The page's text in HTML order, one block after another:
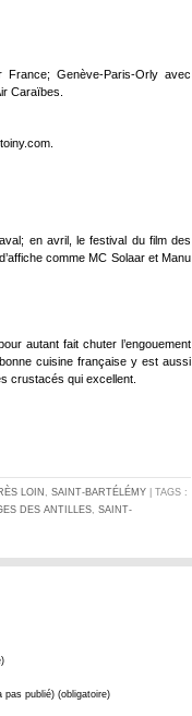
France; Genève-Paris-Orly avec
Caraïbes.
en avril, le festival du film des
comme MC Solaar et Manu
autant fait chuter l’engouement
cuisine française y est aussi
crustacés qui excellent.
LOIN , SAINT-BARTÉLÉMY | TAGS :
DES ANTILLES, SAINT-
pas publié) (obligatoire)